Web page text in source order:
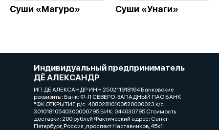
Суши «Магуро» Суши «Унаги»
Индивидуальный предприниматель
ДЁ АЛЕКСАНДР
ИП ДЁ АЛЕКСАНДР ИНН 250211918164 Банковские
реквизиты: Банк: Ф-Л СЕВЕРО-ЗАПАДНЫЙ ПАО БАНК
"ФК ОТКРЫТИЕ р/с: 40802810100620000023 к/с:
30101810540300000795 БИК: 044030795 Стоимость
доставки: 200 рублей Фактический адрес: Санкт-
Петербург, Россия ,проспект Наставников, 45к1